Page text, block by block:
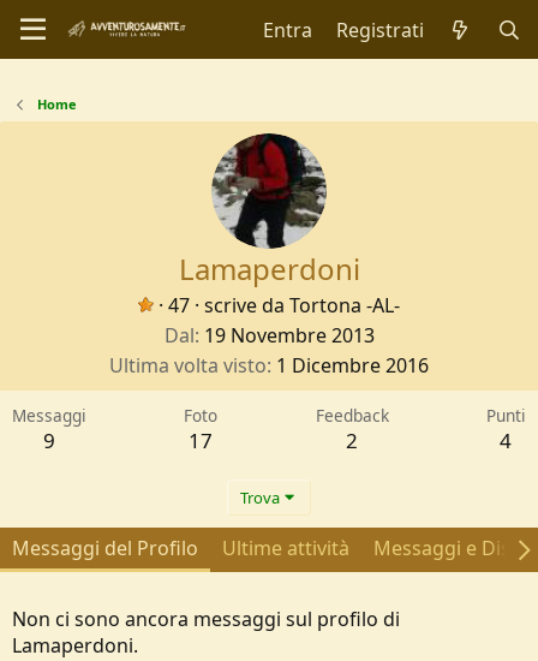
Entra Registrati
Home
Lamaperdoni
· 47 · scrive da Tortona -AL-
Dal 19 Novembre 2013
Ultima volta visto 1 Dicembre 2016
Messaggi
9
Foto
17
Feedback
2
Punti
4
Trova
Messaggi del Profilo Ultime attività Messaggi e
Non ci sono ancora messaggi sul profilo di
Lamaperdoni.